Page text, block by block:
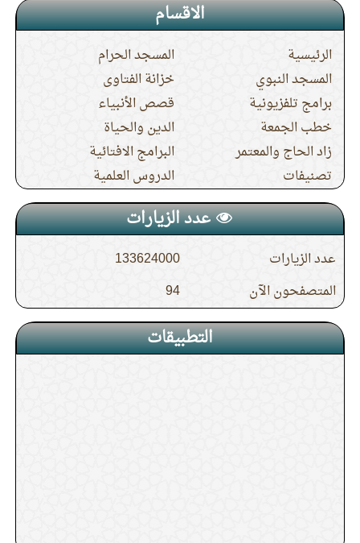
الاقسام
الرئيسية
المسجد الحرام
المسجد النبوي
خزانة الفتاوى
برامج تلفزيونية
قصص الأنبياء
خطب الجمعة
الدين والحياة
زاد الحاج والمعتمر
البرامج الافتائية
تصنيفات
الدروس العلمية
عدد الزيارات
عدد الزيارات
133624000
المتصفحون الآن
94
التطبيقات